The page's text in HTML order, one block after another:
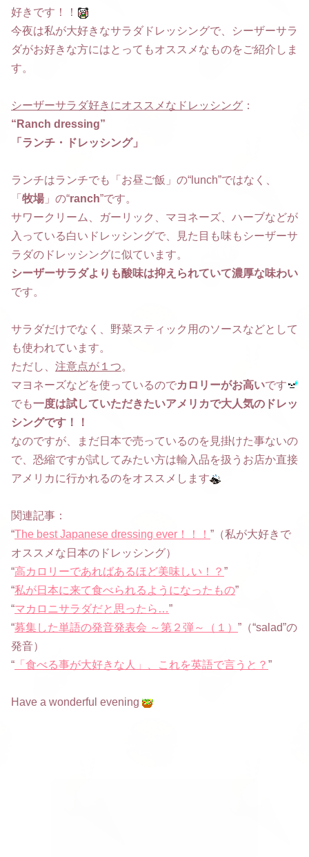
好きです！！
今夜は私が大好きなサラダドレッシングで、シーザーサラ
ダがお好きな方にはとってもオススメなものをご紹介しま
す。
シーザーサラダ好きにオススメなドレッシング ：
“Ranch dressing”
「ランチ・ドレッシング」
ランチはランチでも「お昼ご飯」の“lunch”ではなく、
「 牧場 」の“ranch”です。
サワークリーム、ガーリック、マヨネーズ、ハーブなどが
入っている白いドレッシングで、見た目も味もシーザーサ
ラダのドレッシングに似ています。
シーザーサラダよりも酸味は抑えられていて濃厚な味わい
です。
サラダだけでなく、野菜スティック用のソースなどとして
も使われています。
ただし、 注意点が１つ。
マヨネーズなどを使っているのでカロリーがお高いです
でも一度は試していただきたいアメリカで大人気のドレッ
シングです！！
なのですが、まだ日本で売っているのを見掛けた事ないの
で、恐縮ですが試してみたい方は輸入品を扱うお店か直接
アメリカに行かれるのをオススメします
関連記事：
“The best Japanese dressing ever！！！ ”（私が大好きで
オススメな日本のドレッシング）
“高カロリーであればあるほど美味しい！？ ”
“私が日本に来て食べられるようになったもの”
“マカロニサラダだと思ったら…”
“募集した単語の発音発表会 ～第２弾～（１） ”（“salad”の
発音）
“ 「食べる事が大好きな人」、これを英語で言うと？ ”
Have a wonderful evening